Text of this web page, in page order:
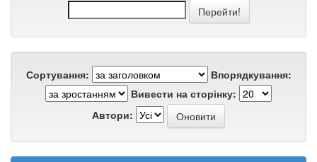
Сортування:
Впорядкування:
Вивести на сторінку:
Автори: